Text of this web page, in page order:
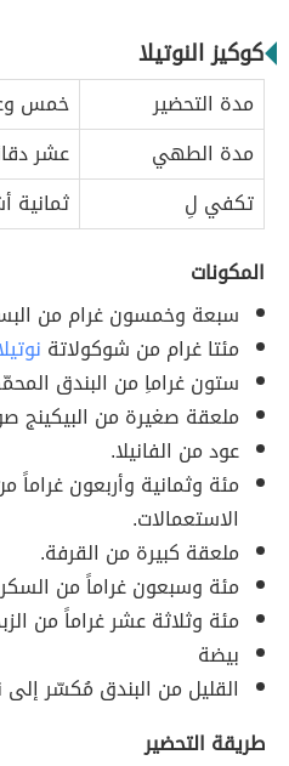
كوكيز النوتيلا
مدة التحضير
خمس
مدة الطهي
عشر
تكفي لِ
المكونات
سبعة وخمسون غرام من
مئتا غرام من شوكولاتة
ستون غراماِ من البندق
ملعقة صغيرة من البيكينج
عود من الفانيلا.
مئة وثمانية وأربعون غراماً
الاستعمالات.
ملعقة كبيرة من القرفة.
مئة وسبعون غراماً من السكر
مئة وثلاثة عشر غراماً من
بيضة
القليل من البندق مُكسّر إلى
طريقة التحضير